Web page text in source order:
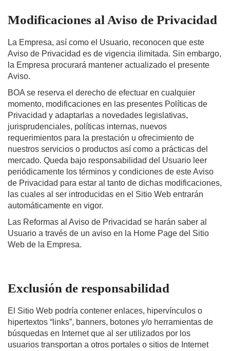
Modificaciones al Aviso de Privacidad
La Empresa, así como el Usuario, reconocen que este
Aviso de Privacidad es de vigencia ilimitada. Sin embargo,
la Empresa procurará mantener actualizado el presente
Aviso.
BOA se reserva el derecho de efectuar en cualquier
momento, modificaciones en las presentes Políticas de
Privacidad y adaptarlas a novedades legislativas,
jurisprudenciales, políticas internas, nuevos
requerimientos para la prestación u ofrecimiento de
nuestros servicios o productos así como a prácticas del
mercado. Queda bajo responsabilidad del Usuario leer
periódicamente los términos y condiciones de este Aviso
de Privacidad para estar al tanto de dichas modificaciones,
las cuales al ser introducidas en el Sitio Web entrarán
automáticamente en vigor.
Las Reformas al Aviso de Privacidad se harán saber al
Usuario a través de un aviso en la Home Page del Sitio
Web de la Empresa.
Exclusión de responsabilidad
El Sitio Web podría contener enlaces, hipervínculos o
hipertextos “links”, banners, botones y/o herramientas de
búsquedas en Internet que al ser utilizados por los
usuarios transportan a otros portales o sitios de Internet